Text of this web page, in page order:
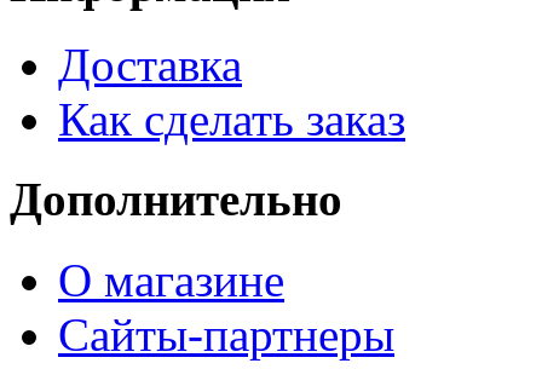
Доставка
Как сделать заказ
Дополнительно
О магазине
Сайты-партнеры